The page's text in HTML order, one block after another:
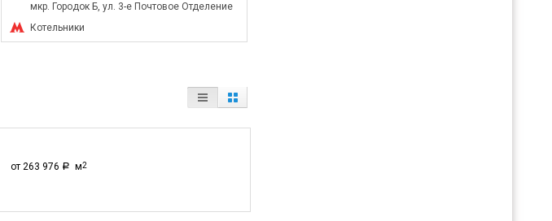
мкр. Городок Б, ул. 3-е Почтовое Отделение
Котельники
от 263 976 a м2